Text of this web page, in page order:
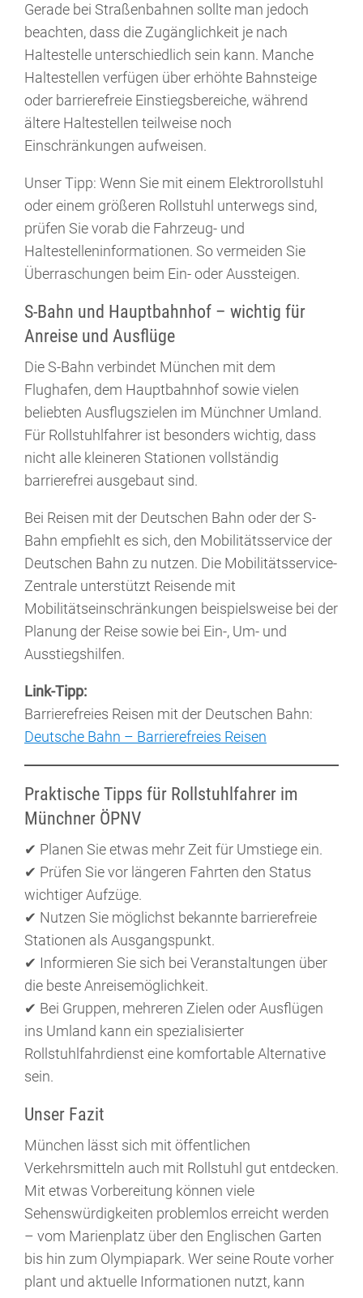
Gerade bei Straßenbahnen sollte man jedoch
beachten, dass die Zugänglichkeit je nach
Haltestelle unterschiedlich sein kann. Manche
Haltestellen verfügen über erhöhte Bahnsteige
oder barrierefreie Einstiegsbereiche, während
ältere Haltestellen teilweise noch
Einschränkungen aufweisen.
Unser Tipp: Wenn Sie mit einem Elektrorollstuhl
oder einem größeren Rollstuhl unterwegs sind,
prüfen Sie vorab die Fahrzeug- und
Haltestelleninformationen. So vermeiden Sie
Überraschungen beim Ein- oder Aussteigen.
S-Bahn und Hauptbahnhof – wichtig für
Anreise und Ausflüge
Die S-Bahn verbindet München mit dem
Flughafen, dem Hauptbahnhof sowie vielen
beliebten Ausflugszielen im Münchner Umland.
Für Rollstuhlfahrer ist besonders wichtig, dass
nicht alle kleineren Stationen vollständig
barrierefrei ausgebaut sind.
Bei Reisen mit der Deutschen Bahn oder der S-
Bahn empfiehlt es sich, den Mobilitätsservice der
Deutschen Bahn zu nutzen. Die Mobilitätsservice-
Zentrale unterstützt Reisende mit
Mobilitätseinschränkungen beispielsweise bei der
Planung der Reise sowie bei Ein-, Um- und
Ausstiegshilfen.
Link-Tipp:
Barrierefreies Reisen mit der Deutschen Bahn:
Deutsche Bahn – Barrierefreies Reisen
Praktische Tipps für Rollstuhlfahrer im
Münchner ÖPNV
✔ Planen Sie etwas mehr Zeit für Umstiege ein.
✔ Prüfen Sie vor längeren Fahrten den Status
wichtiger Aufzüge.
✔ Nutzen Sie möglichst bekannte barrierefreie
Stationen als Ausgangspunkt.
✔ Informieren Sie sich bei Veranstaltungen über
die beste Anreisemöglichkeit.
✔ Bei Gruppen, mehreren Zielen oder Ausflügen
ins Umland kann ein spezialisierter
Rollstuhlfahrdienst eine komfortable Alternative
sein.
Unser Fazit
München lässt sich mit öffentlichen
Verkehrsmitteln auch mit Rollstuhl gut entdecken.
Mit etwas Vorbereitung können viele
Sehenswürdigkeiten problemlos erreicht werden
– vom Marienplatz über den Englischen Garten
bis hin zum Olympiapark. Wer seine Route vorher
plant und aktuelle Informationen nutzt, kann